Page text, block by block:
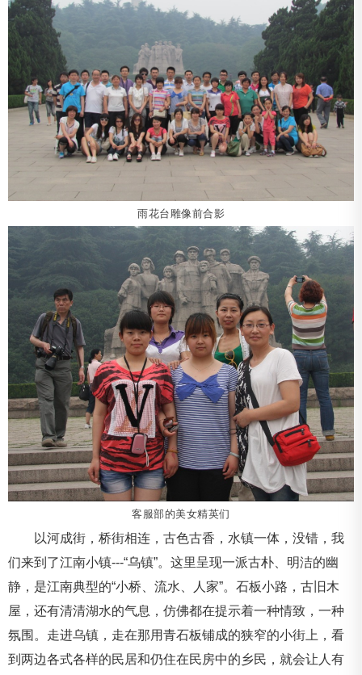
雨花台雕像前合影
客服部的美女精英们
以河成街，桥街相连，古色古香，水镇一体，没错，我
们来到了江南小镇---“乌镇”。这里呈现一派古朴、明洁的幽
静，是江南典型的“小桥、流水、人家”。石板小路，古旧木
屋，还有清清湖水的气息，仿佛都在提示着一种情致，一种
氛围。走进乌镇，走在那用青石板铺成的狭窄的小街上，看
到两边各式各样的民居和仍住在民房中的乡民，就会让人有